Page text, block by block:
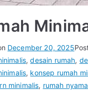
December 20, 2025
,desain rumah,
, konsep rumah
minimalis, rumah